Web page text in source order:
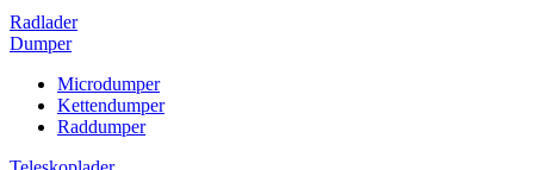
Radlader
Dumper
Microdumper
Kettendumper
Raddumper